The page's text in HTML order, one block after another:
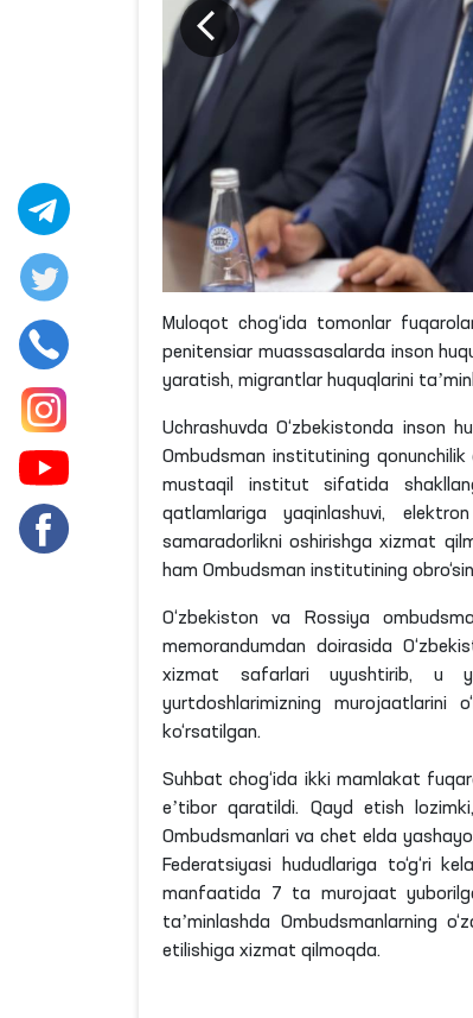
Muloqot chog‘ida tomonlar
penitensiar muassasalarda inson
yaratish, migrantlar huquqlarini
Uchrashuvda O‘zbekistonda inson
Ombudsman institutining
mustaqil institut sifatida
qatlamlariga yaqinlashuvi,
samaradorlikni oshirishga xizmat
ham Ombudsman institutining
O‘zbekiston va Rossiya
memorandumdan doirasida
xizmat safarlari uyushtirib, u
yurtdoshlarimizning murojaatlarini
ko‘rsatilgan.
Suhbat chog‘ida ikki mamlakat
eʼtibor qaratildi. Qayd etishlozimki
Ombudsmanlari va chet elda
Federatsiyasi hududlariga to‘g‘ri
manfaatida 7 ta murojaat
taʼminlashda Ombudsmanlarning
etilishiga xizmat qilmoqda.